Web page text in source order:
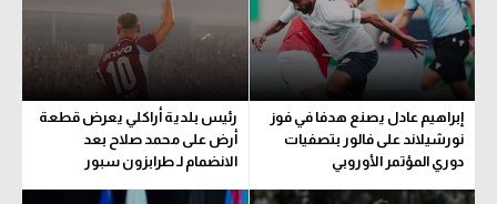
إبراهيم عادل يصنع هدفا في فوز
نورشيلاند على فالور بتصفيات
دوري المؤتمر الأوروبي
رئيس بلدية أراكلي يعرض قطعة
أرض على محمد صلاح بعد
الانضمام لـ طرابزون سبور